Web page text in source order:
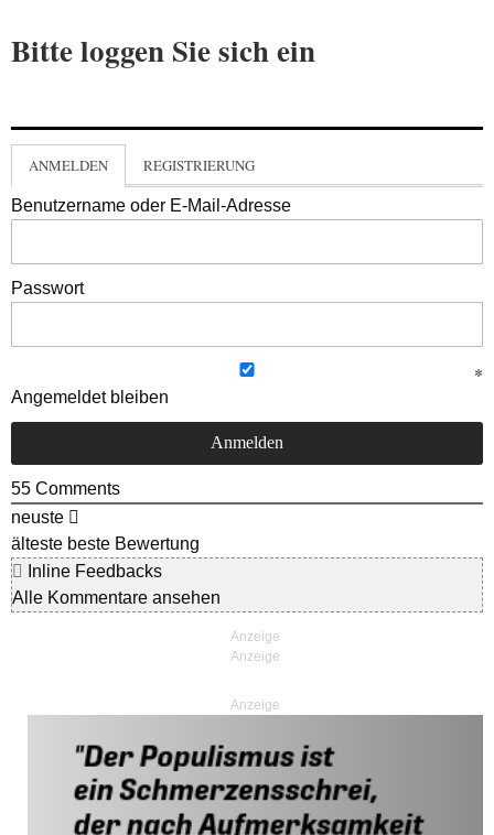
Bitte loggen Sie sich ein
ANMELDEN REGISTRIERUNG
Benutzername oder E-Mail-Adresse
Passwort
Angemeldet bleiben
55 Comments
neuste
älteste beste Bewertung
Inline Feedbacks
Alle Kommentare ansehen
Anzeige